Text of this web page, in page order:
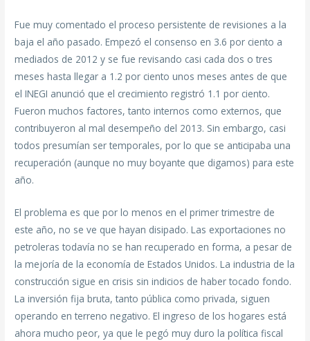
Fue muy comentado el proceso persistente de revisiones a la
baja el año pasado. Empezó el consenso en 3.6 por ciento a
mediados de 2012 y se fue revisando casi cada dos o tres
meses hasta llegar a 1.2 por ciento unos meses antes de que
el INEGI anunció que el crecimiento registró 1.1 por ciento.
Fueron muchos factores, tanto internos como externos, que
contribuyeron al mal desempeño del 2013. Sin embargo, casi
todos presumían ser temporales, por lo que se anticipaba una
recuperación (aunque no muy boyante que digamos) para este
año.
El problema es que por lo menos en el primer trimestre de
este año, no se ve que hayan disipado. Las exportaciones no
petroleras todavía no se han recuperado en forma, a pesar de
la mejoría de la economía de Estados Unidos. La industria de la
construcción sigue en crisis sin indicios de haber tocado fondo.
La inversión fija bruta, tanto pública como privada, siguen
operando en terreno negativo. El ingreso de los hogares está
ahora mucho peor, ya que le pegó muy duro la política fiscal